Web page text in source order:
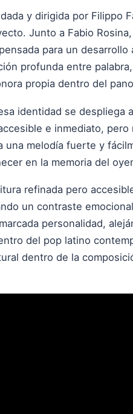
y dirigida por
Junto a Fabio
para un
profunda entre
propia dentro del
identidad se
e inmediato,
una melodía fuerte y
en la memoria del
refinada pero
un contraste
personalidad,
del pop latino
dentro de la